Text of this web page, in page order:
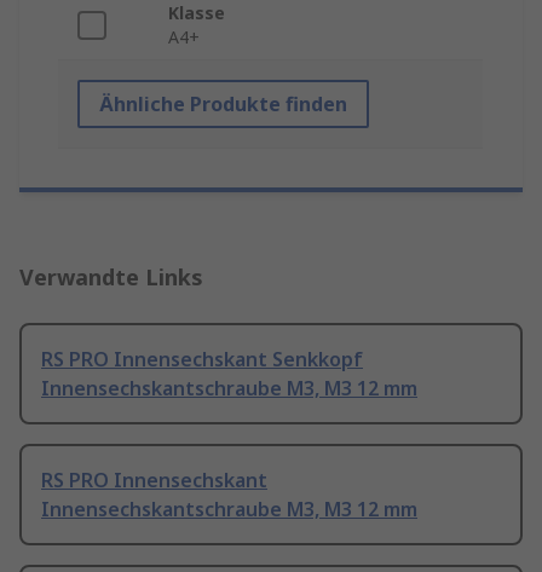
Klasse
A4+
Ähnliche Produkte finden
Verwandte Links
RS PRO Innensechskant Senkkopf
Innensechskantschraube M3, M3 12 mm
RS PRO Innensechskant
Innensechskantschraube M3, M3 12 mm